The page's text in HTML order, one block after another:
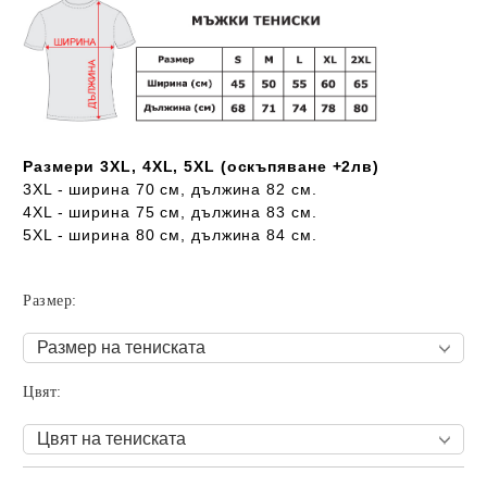
Размери 3XL, 4XL, 5XL (оскъпяване +2лв)
3XL - ширина 70 см, дължина 82 см.
4XL - ширина 75 см, дължина 83 см.
5XL - ширина 80 см, дължина 84 см.
Размер:
Цвят: